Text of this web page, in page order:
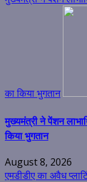
का किया भुगतान
मुख्यमंत्री ने पेंशन
किया भुगतान
August 8, 2026
एमडीडीए का अवैध